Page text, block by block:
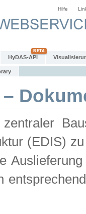
Hilfe
HyDAS-API
–
(EDIS)